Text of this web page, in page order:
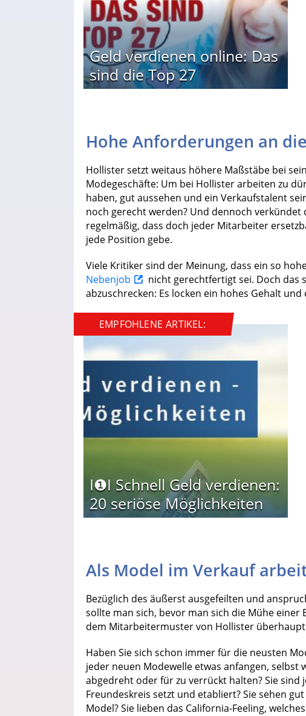
Geld verdienen online: Das
sind die Top 27
Hohe Anforderungen an
Hollister setzt weitaus höhere Maßstäbe bei
Modegeschäfte: Um bei Hollister arbeiten zu
haben, gut aussehen und ein Verkaufstalent
noch gerecht werden? Und dennoch
regelmäßig, dass doch jeder Mitarbeiter
jede Position gebe.
Viele Kritiker sind der Meinung, dass ein so
Nebenjob
nicht gerechtfertigt sei. Doch das
abzuschrecken: Es locken ein hohes Gehalt
EMPFOHLENE ARTIKEL:
I❶I Schnell Geld verdienen:
20 seriöse Möglichkeiten
Als Model im Verkauf
Bezüglich des äußerst ausgefeilten und
sollte man sich, bevor man sich die Mühe
dem Mitarbeitermuster von Hollister
Haben Sie sich schon immer für die neusten
jeder neuen Modewelle etwas anfangen, selbst
abgedreht oder für zu verrückt halten? Sie sind
Freundeskreis setzt und etabliert? Sie sehen
Model? Sie lieben das California-Feeling,